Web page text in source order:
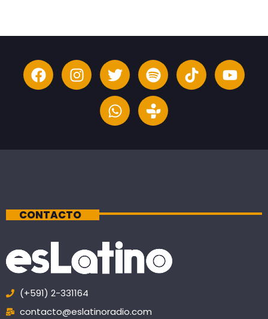
CONTACTO
(+591) 2-331164
contacto@eslatinoradio.com